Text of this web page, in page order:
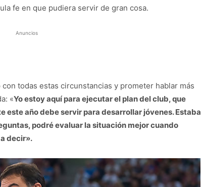
fe en que pudiera servir de gran cosa.
Anuncios
todas estas circunstancias y prometer hablar más
«Yo estoy aquí para ejecutar el plan del club, que
este año debe servir para desarrollar jóvenes. Estaba
podré evaluar la situación mejor cuando
decir».